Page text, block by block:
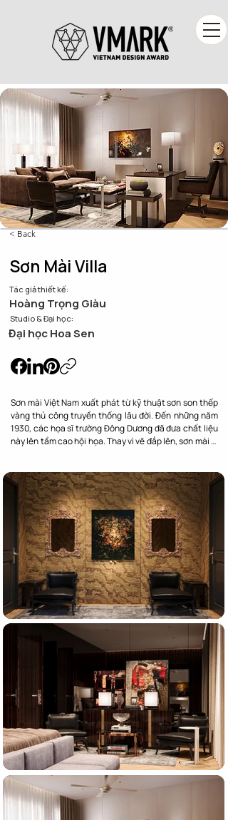
< Back
Sơn Mài Villa
Tác giả thiết kế:
Hoàng Trọng Giàu
Studio & Đại học:
Đại học Hoa Sen
Sơn mài Việt Nam xuất phát từ kỹ thuật sơn son thếp
vàng thủ công truyền thống lâu đời. Đến những năm
1930, các họa sĩ trường Đông Dương đã đưa chất liệu
này lên tầm cao hội họa. Thay vì vẽ đắp lên, sơn mài là
trong nước để chất liệu lộ diện, tạo nên chiều sâu hun
hút độc bản cho mỗi tác phẩm khi được tạo ra.